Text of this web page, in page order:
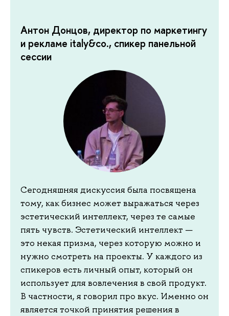
Антон Донцов, директор по маркетингу
и рекламе italy&co., спикер панельной
сессии
Сегодняшняя дискуссия была посвящена
тому, как бизнес может выражаться через
эстетический интеллект, через те самые
пять чувств. Эстетический интеллект —
это некая призма, через которую можно и
нужно смотреть на проекты. У каждого из
спикеров есть личный опыт, который он
использует для вовлечения в свой продукт.
В частности, я говорил про вкус. Именно он
является точкой принятия решения в